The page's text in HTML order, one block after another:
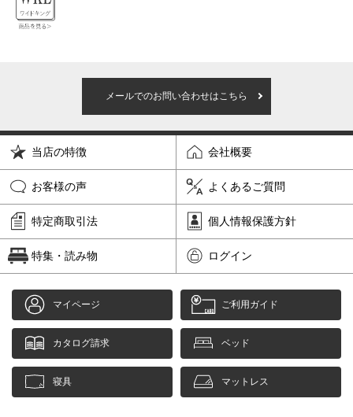
メールでのお問い合わせはこちら
当店の特徴 会社概要
お客様の声 よくあるご質問
特定商取引法 個人情報保護方針
特集・読み物 ログイン
マイページ ご利用ガイド
カタログ請求 ベッド
寝具 マットレス